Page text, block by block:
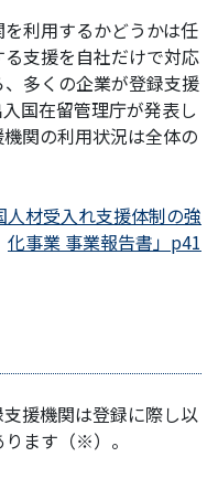
利用するかどうかは任
支援を自社だけで対応
多くの企業が登録支援
国在留管理庁が発表し
関の利用状況は全体の
材受入れ支援体制の強
化事業 事業報告書」p41
援機関は登録に際し以
ます（※）。